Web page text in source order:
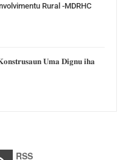
Rural -MDRHC
𝐔𝐦𝐚 𝐃𝐢𝐠𝐧𝐮 𝐢𝐡𝐚
RSS